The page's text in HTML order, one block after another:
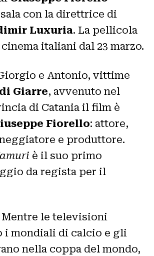
con la direttrice di
Luxuria. La pellicola
italiani dal 23 marzo.
e Antonio, vittime
Giarre, avvenuto nel
di Catania il film è
Fiorello: attore,
e produttore.
è il suo primo
da regista per il
Mentre le televisioni
i mondiali di calcio e gli
nella coppa del mondo,